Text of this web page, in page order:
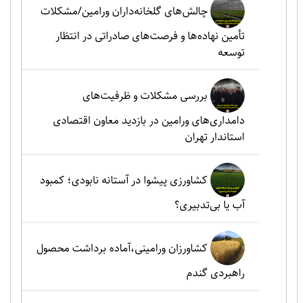
چالش‌های گلخانه‌داران ورامین/مشکلات
تأمین نهاده‌ها و فرصت‌های صادراتی در انتظار
توسعه
بررسی مشکلات و ظرفیت‌های
دامداری‌های ورامین در بازدید معاون اقتصادی
استاندار تهران
کشاورزی پیشوا در آستانه نابودی؛ کمبود
آب یا بی‌تدبیری؟
کشاورزان ورامینی،آماده برداشت محصول
راهبردی گندم